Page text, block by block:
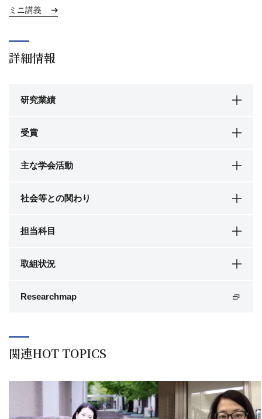
ミニ講義
詳細情報
研究業績
受賞
主な学会活動
社会等との関わり
担当科目
取組状況
Researchmap
関連HOT TOPICS